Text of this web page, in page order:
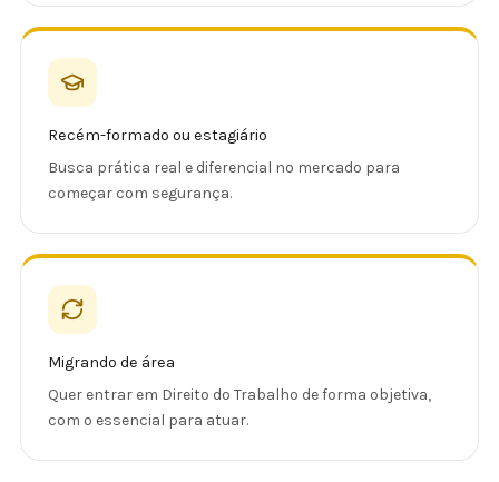
Recém-formado ou estagiário
Busca prática real e diferencial no mercado para
começar com segurança.
Migrando de área
Quer entrar em Direito do Trabalho de forma objetiva,
com o essencial para atuar.